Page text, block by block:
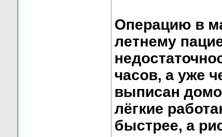
Операцию в
летнему
часов, а уже
выписан
лёгкие
быстрее, а